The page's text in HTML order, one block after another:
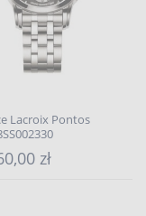
Lacroix Pontos
zł